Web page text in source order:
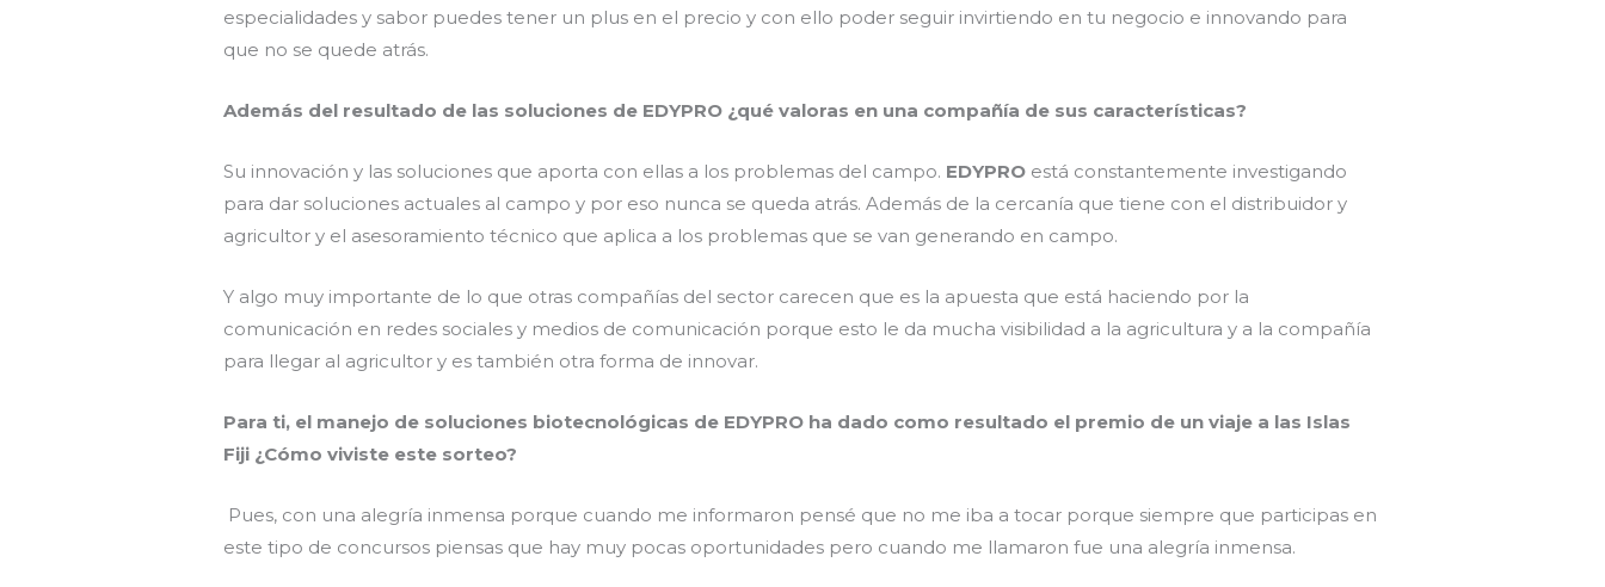
especialidades y sabor puedes tener un plus en el precio y con ello poder seguir invirtiendo en tu negocio e innovando para
que no se quede atrás.
Además del resultado de las soluciones de EDYPRO ¿qué valoras en una compañía de sus características?
Su innovación y las soluciones que aporta con ellas a los problemas del campo. EDYPRO está constantemente investigando
para dar soluciones actuales al campo y por eso nunca se queda atrás. Además de la cercanía que tiene con el distribuidor y
agricultor y el asesoramiento técnico que aplica a los problemas que se van generando en campo.
Y algo muy importante de lo que otras compañías del sector carecen que es la apuesta que está haciendo por la
comunicación en redes sociales y medios de comunicación porque esto le da mucha visibilidad a la agricultura y a la compañía
para llegar al agricultor y es también otra forma de innovar.
Para ti, el manejo de soluciones biotecnológicas de EDYPRO ha dado como resultado el premio de un viaje a las Islas
Fiji ¿Cómo viviste este sorteo?
Pues, con una alegría inmensa porque cuando me informaron pensé que no me iba a tocar porque siempre que participas en
este tipo de concursos piensas que hay muy pocas oportunidades pero cuando me llamaron fue una alegría inmensa.